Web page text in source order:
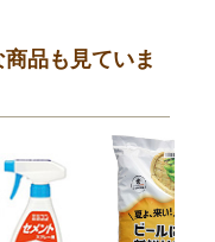
品も見ていま